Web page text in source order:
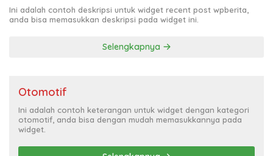
Ini adalah contoh deskripsi untuk widget recent post wpberita,
anda bisa memasukkan deskripsi pada widget ini.
Selengkapnya
Otomotif
Ini adalah contoh keterangan untuk widget dengan kategori
otomotif, anda bisa dengan mudah memasukkannya pada
widget.